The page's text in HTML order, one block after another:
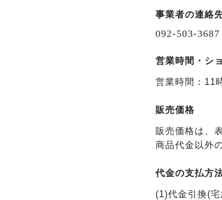
事業者の連絡
営業時間・シ
営業時間：11
販売価格
販売価格は、
商品代金以外
代金の支払方
(1)代金引換(